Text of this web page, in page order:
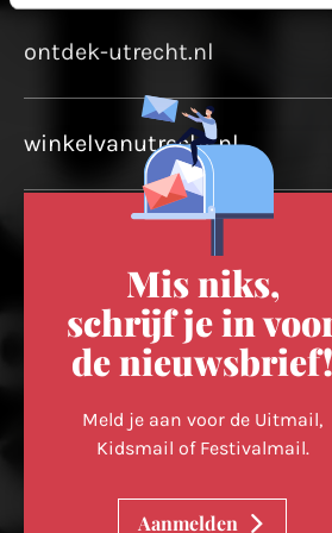
ontdek-utrecht.nl
winkelvanutrecht.nl
utrechtpartners.nl
Volg ons op
Mis niks,
schrijf je in
de nieuwsbrief!
Meld je aan voor de Uitmail,
Kidsmail of Festivalmail.
Aanmelden